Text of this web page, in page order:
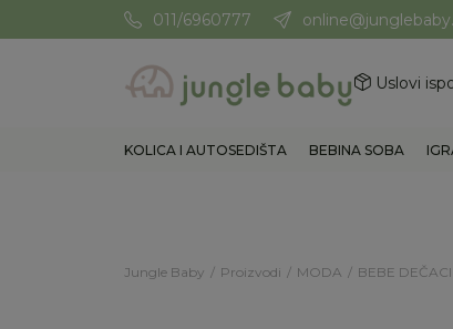
011/6960777
Uslovi
KOLICA I AUTOSEDIŠTA BEBINA SOBA
Jungle Baby Proizvodi MODA BEBE DEČACI